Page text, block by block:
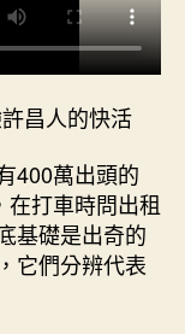
昌人的快活
400萬出頭的
在打車時問出租
基礎是出奇的
它們分辨代表